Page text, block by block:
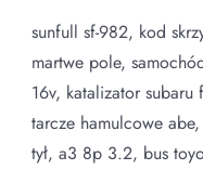
sunfull sf-982, kod
martwe pole,
16v, katalizator
tarcze hamulcowe
tył, a3 8p 3.2, bus